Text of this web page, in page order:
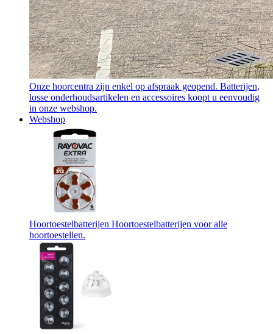
Onze hoorcentra zijn enkel op afspraak geopend. Batterijen,
losse onderhoudsartikelen en accessoires koopt u eenvoudig
in onze webshop.
Webshop
Hoortoestelbatterijen Hoortoestelbatterijen voor alle
hoortoestellen.